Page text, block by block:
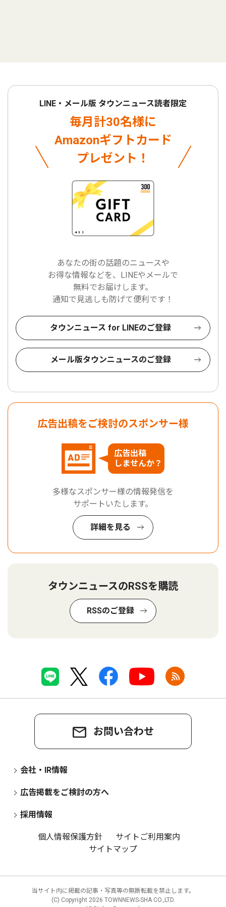
LINE・メール版 タウンニュース読者限定
毎月計30名様に
Amazonギフトカード
プレゼント！
あなたの街の話題のニュースや
お得な情報などを、LINEやメールで
無料でお届けします。
通知で見逃しも防げて便利です！
タウンニュース for LINEのご登録
メール版タウンニュースのご登録
広告出稿をご検討のスポンサー様
広告出稿
しませんか？
多様なスポンサー様の情報発信を
サポートいたします。
詳細を見る
タウンニュースのRSSを購読
RSSのご登録
お問い合わせ
会社・IR情報
広告掲載をご検討の方へ
採用情報
個人情報保護方針
サイトご利用案内
サイトマップ
当サイト内に掲載の記事・写真等の無断転載を禁止します。
(C) Copyright 2026 TOWNNEWS-SHA CO.,LTD.